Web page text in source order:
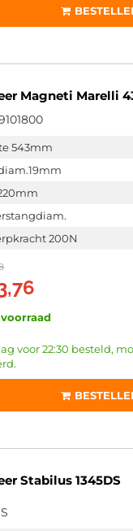
Magneti Marelli
543mm
200N
voor 22:30 besteld,
Stabilus 1345DS